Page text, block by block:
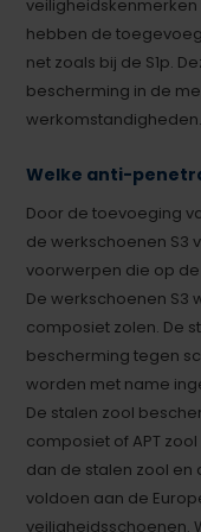
veiligheidskenmerken
hebben de
net zoals bij de S1p.
bescherming in de
werkomstandigheden.
Welke anti-
Door de toevoeging
de werkschoenen S3
voorwerpen die op
De werkschoenen S3
composiet zolen. De
bescherming tegen
worden met name
De stalen zool
composiet of APT
dan de stalen zool en
voldoen aan de
veiligheidsschoenen.